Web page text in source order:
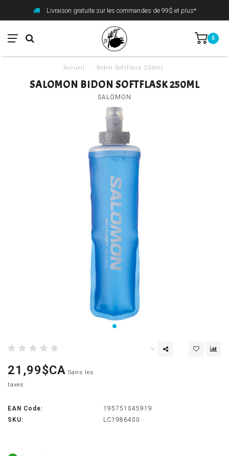
Livraison gratuite sur les commandes de 99$ et plus*
0
Accueil Bidon Softflask 250ml
SALOMON BIDON SOFTFLASK 250ML
SALOMON
21,99$CA Sans les
taxes
EAN Code:
195751045919
SKU:
LC1986400